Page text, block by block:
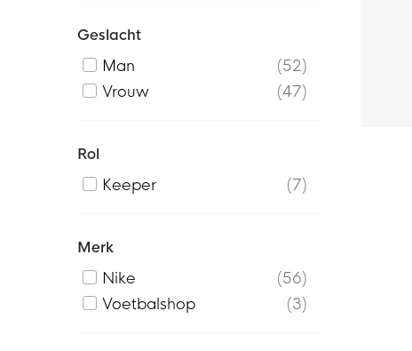
Geslacht
Man
52
Vrouw
47
Rol
Keeper
7
Merk
Nike
56
Voetbalshop
3